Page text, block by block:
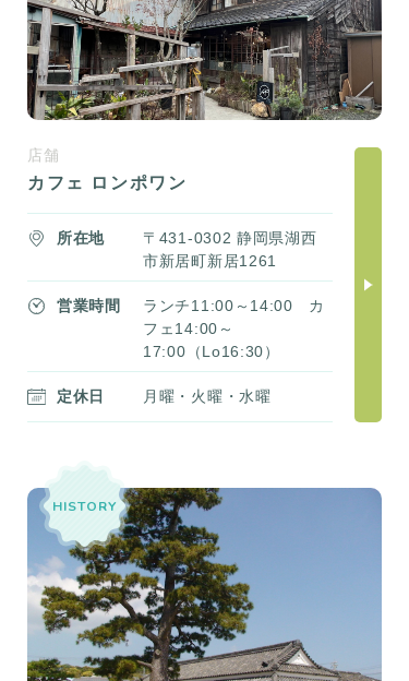
店舗
カフェ ロンポワン
所在地
〒431-0302 静岡県湖西
市新居町新居1261
営業時間
ランチ11:00～14:00 カ
フェ14:00～
17:00（Lo16:30）
定休日 月曜・火曜・水曜
HISTORY